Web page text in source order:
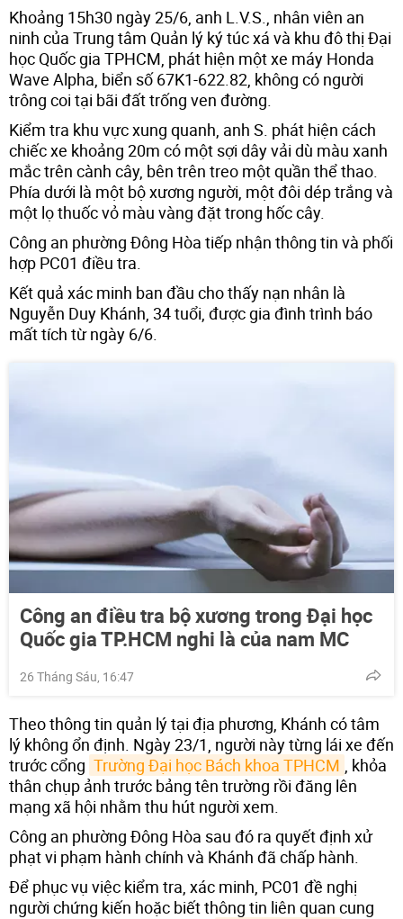
Khoảng 15h30 ngày 25/6, anh L.V.S., nhân viên an
ninh của Trung tâm Quản lý ký túc xá và khu đô thị Đại
học Quốc gia TPHCM, phát hiện một xe máy Honda
Wave Alpha, biển số 67K1-622.82, không có người
trông coi tại bãi đất trống ven đường.
Kiểm tra khu vực xung quanh, anh S. phát hiện cách
chiếc xe khoảng 20m có một sợi dây vải dù màu xanh
mắc trên cành cây, bên trên treo một quần thể thao.
Phía dưới là một bộ xương người, một đôi dép trắng và
một lọ thuốc vỏ màu vàng đặt trong hốc cây.
Công an phường Đông Hòa tiếp nhận thông tin và phối
hợp PC01 điều tra.
Kết quả xác minh ban đầu cho thấy nạn nhân là
Nguyễn Duy Khánh, 34 tuổi, được gia đình trình báo
mất tích từ ngày 6/6.
Công an điều tra bộ xương trong Đại học
Quốc gia TP.HCM nghi là của nam MC
26 Tháng Sáu, 16:47
Theo thông tin quản lý tại địa phương, Khánh có tâm
lý không ổn định. Ngày 23/1, người này từng lái xe đến
trước cổng Trường Đại học Bách khoa TPHCM , khỏa
thân chụp ảnh trước bảng tên trường rồi đăng lên
mạng xã hội nhằm thu hút người xem.
Công an phường Đông Hòa sau đó ra quyết định xử
phạt vi phạm hành chính và Khánh đã chấp hành.
Để phục vụ việc kiểm tra, xác minh, PC01 đề nghị
người chứng kiến hoặc biết thông tin liên quan cung